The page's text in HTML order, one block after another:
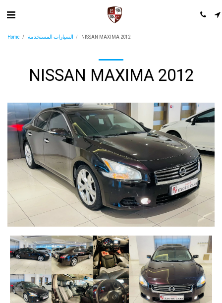
Home السيارات المستخدمة NISSAN MAXIMA 2012
NISSAN MAXIMA 2012